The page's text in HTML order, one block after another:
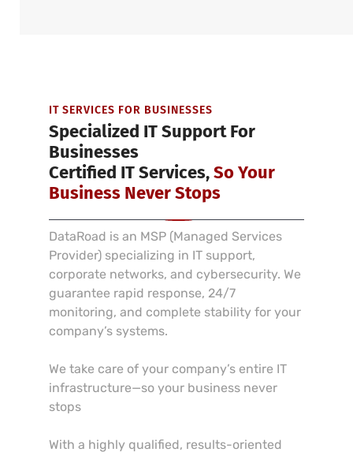
IT SERVICES FOR BUSINESSES
Specialized IT Support For
Businesses
Certified IT Services,So Your
Business Never Stops
DataRoad is an MSP (Managed Services
Provider) specializing in IT support,
corporate networks, and cybersecurity. We
guarantee rapid response, 24/7
monitoring, and complete stability for your
company’s systems.
We take care of your company’s entire IT
infrastructure—so your business never
stops
With a highly qualified, results-oriented